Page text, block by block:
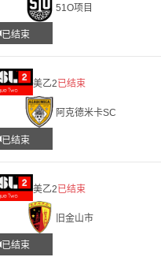
51O项目
已结束
美乙2已结束
阿克德米卡SC
已结束
美乙2已结束
旧金山市
已结束